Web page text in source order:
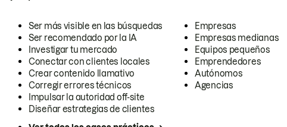
Ser más visible en las búsquedas
Ser recomendado por la IA
Investigar tu mercado
Conectar con clientes locales
Crear contenido llamativo
Corregir errores técnicos
Impulsar la autoridad off-site
Diseñar estrategias de clientes
Empresas
Empresas medianas
Equipos pequeños
Emprendedores
Autónomos
Agencias